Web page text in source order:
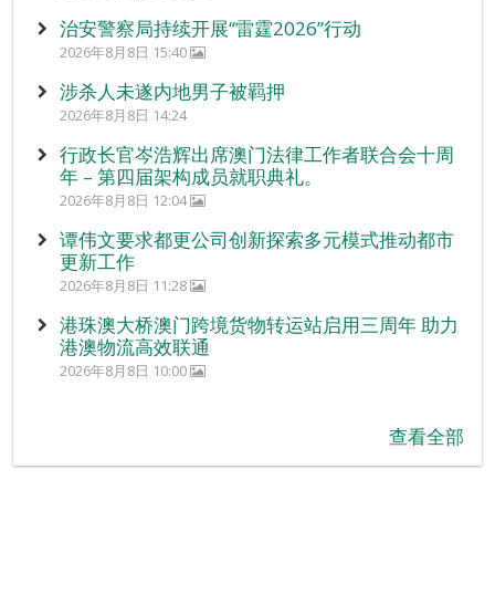
治安警察局持续开展“雷霆2026”行动
2026年8月8日 15:40
涉杀人未遂内地男子被羁押
2026年8月8日 14:24
行政长官岑浩辉出席澳门法律工作者联合会十周
年 – 第四届架构成员就职典礼。
2026年8月8日 12:04
谭伟文要求都更公司创新探索多元模式推动都市
更新工作
2026年8月8日 11:28
港珠澳大桥澳门跨境货物转运站启用三周年 助力
港澳物流高效联通
2026年8月8日 10:00
查看全部